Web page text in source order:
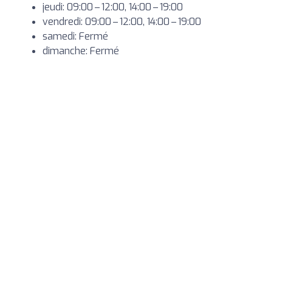
jeudi: 09:00 – 12:00, 14:00 – 19:00
vendredi: 09:00 – 12:00, 14:00 – 19:00
samedi: Fermé
dimanche: Fermé